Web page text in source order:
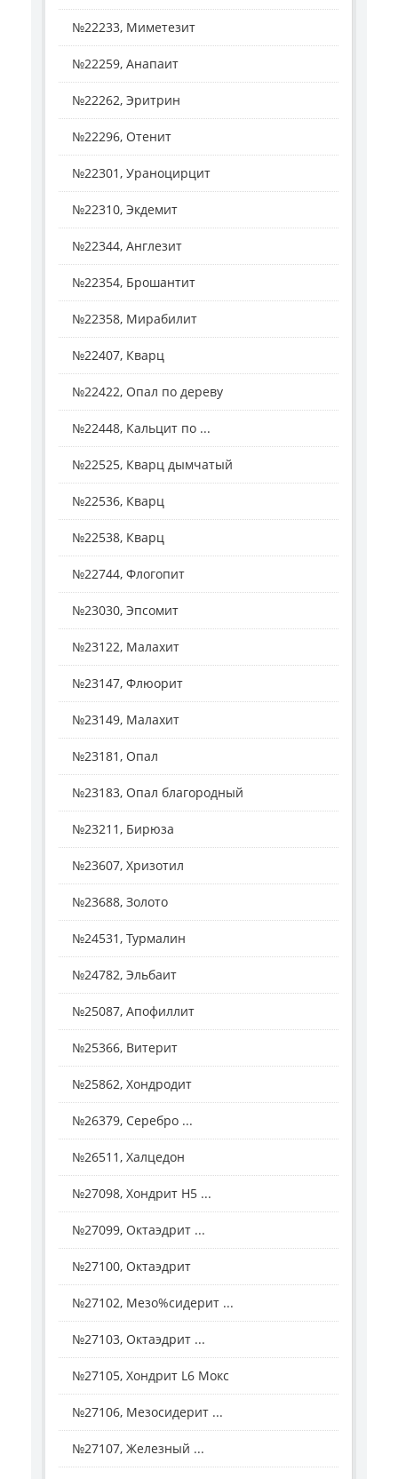
№22233, Миметезит
№22259, Анапаит
№22262, Эритрин
№22296, Отенит
№22301, Ураноцирцит
№22310, Экдемит
№22344, Англезит
№22354, Брошантит
№22358, Мирабилит
№22407, Кварц
№22422, Опал по дереву
№22448, Кальцит по ...
№22525, Кварц дымчатый
№22536, Кварц
№22538, Кварц
№22744, Флогопит
№23030, Эпсомит
№23122, Малахит
№23147, Флюорит
№23149, Малахит
№23181, Опал
№23183, Опал благородный
№23211, Бирюза
№23607, Хризотил
№23688, Золото
№24531, Турмалин
№24782, Эльбаит
№25087, Апофиллит
№25366, Витерит
№25862, Хондродит
№26379, Серебро ...
№26511, Халцедон
№27098, Хондрит H5 ...
№27099, Октаэдрит ...
№27100, Октаэдрит
№27102, Мезо%сидерит ...
№27103, Октаэдрит ...
№27105, Хондрит L6 Мокс
№27106, Мезосидерит ...
№27107, Железный ...